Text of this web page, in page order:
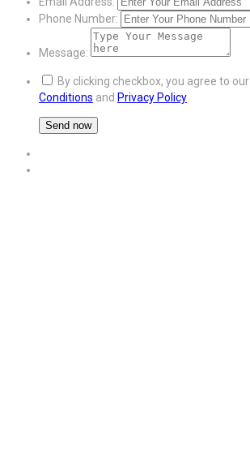
Phone Number:
Message:
By clicking checkbox, you agree to our
Conditions and Privacy Policy